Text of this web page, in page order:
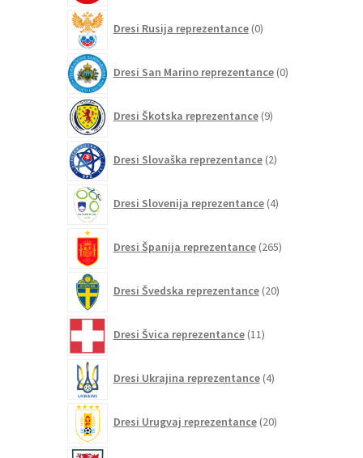
Dresi Rusija reprezentance 0izdelkov
Dresi San Marino reprezentance 0izdelkov
Dresi Škotska reprezentance 9izdelkov
Dresi Slovaška reprezentance 2izdelka
Dresi Slovenija reprezentance 4izdelki
Dresi Španija reprezentance 265izdelkov
Dresi Švedska reprezentance 20izdelkov
Dresi Švica reprezentance 11izdelkov
Dresi Ukrajina reprezentance 4izdelki
Dresi Urugvaj reprezentance 20izdelkov